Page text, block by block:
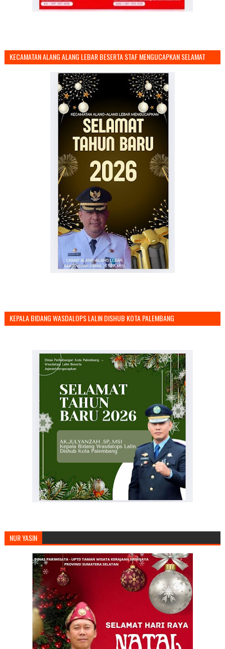
KECAMATAN ALANG ALANG LEBAR BESERTA STAF MENGUCAPKAN SELAMAT
KEPALA BIDANG WASDALOPS LALIN DISHUB KOTA PALEMBANG
NUR YASIN